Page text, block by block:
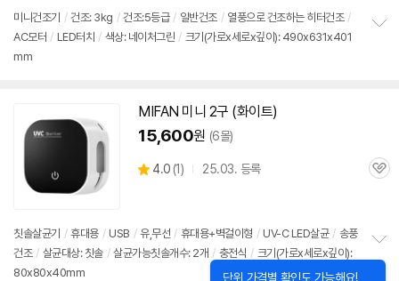
뷰
미니건조기 / 건조: 3kg / 건조:5등급 / 일반건조 / 열풍으로 건조하는 히터건조 /
AC모터 / LED터치 / 색상: 네이처그린 / 크기(가로x세로x깊이): 490x631x401
mm
MIFAN 미니 2구 (화이트)
15,600원 (6몰)
별
4.0 (상
뷰
1) 25.03. 등록
관
칫솔살균기 / 휴대용 / USB / 유,무선 / 휴대용+벽걸이형 / UV-C LED살균 / 송풍
건조 / 살균대상: 칫솔 / 살균가능칫솔개수: 2개 / 충전식 / 크기(가로x세로x깊이):
80x80x40mm
정